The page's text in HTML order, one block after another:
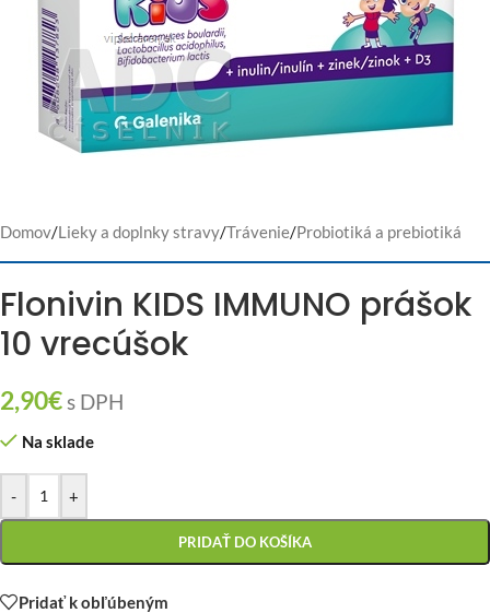
Domov/Lieky a doplnky stravy/Trávenie/Probiotiká a prebiotiká
Flonivin KIDS IMMUNO prášok
10 vrecúšok
2,90€s DPH
Na sklade
- +
PRIDAŤ DO KOŠÍKA
Pridať k obľúbeným